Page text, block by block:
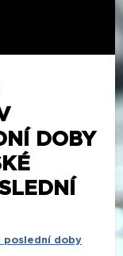
DOBY
poslední doby